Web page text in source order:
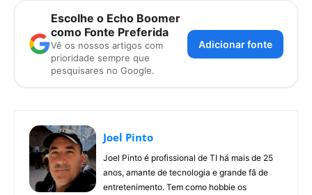
Escolhe o Echo Boomer
como Fonte Preferida
Vê os nossos artigos com
prioridade sempre que
pesquisares no Google.
Adicionar fonte
Joel Pinto
Joel Pinto é profissional de TI há mais de 25
anos, amante de tecnologia e grande fã de
entretenimento. Tem como hobbie os